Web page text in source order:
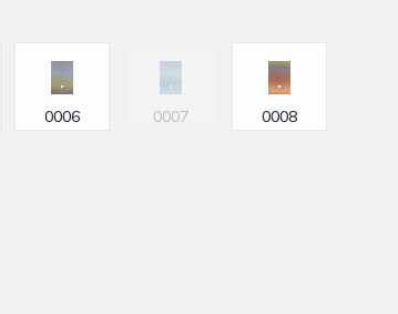
0006 0007 0008